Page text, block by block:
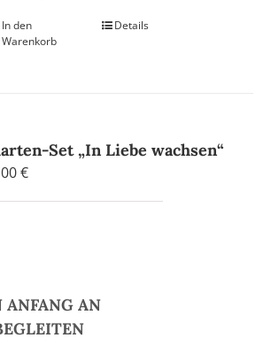
In den
Warenkorb
Details
Set „In Liebe wachsen“
€
ANFANG AN